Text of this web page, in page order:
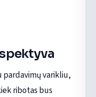
pardavimų varikliu,
ribotas bus